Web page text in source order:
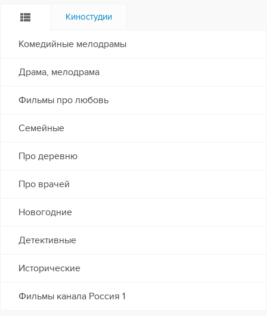
Киностудии
Комедийные мелодрамы
Драма, мелодрама
Фильмы про любовь
Семейные
Про деревню
Про врачей
Новогодние
Детективные
Исторические
Фильмы канала Россия 1